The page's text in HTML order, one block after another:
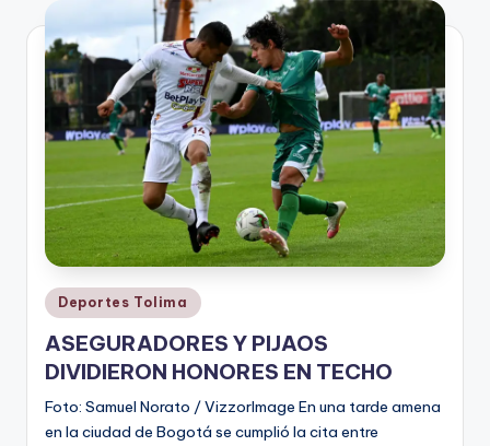
V
n
o
ti
n
t
o
Publicado
en
Deportes Tolima
ASEGURADORES Y PIJAOS
DIVIDIERON HONORES EN TECHO
Foto: Samuel Norato / VizzorImage En una tarde amena
en la ciudad de Bogotá se cumplió la cita entre